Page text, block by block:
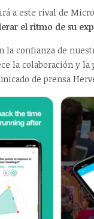
a este rival de
el ritmo de su
la confianza de
la colaboración y
de prensa